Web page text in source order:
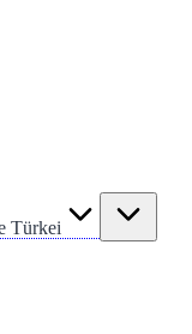
Türkei